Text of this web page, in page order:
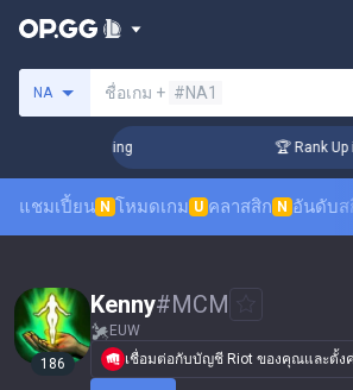
NA
ค้นหาซัมมอนเนอร์
ชื่อเกม + #NA1
Coaching 🏆 Rank Up
แชมเปี้ยน N โหมดเกม U คลาสสิก N อันดับส
186
Kenny#MCM
EUW
เชื่อมต่อกับบัญชี Riot ของคุณและตั้ง